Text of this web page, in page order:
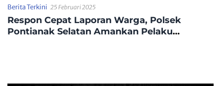
Berita Terkini 25 Februari 2025
Respon Cepat Laporan Warga, Polsek
Pontianak Selatan Amankan Pelaku